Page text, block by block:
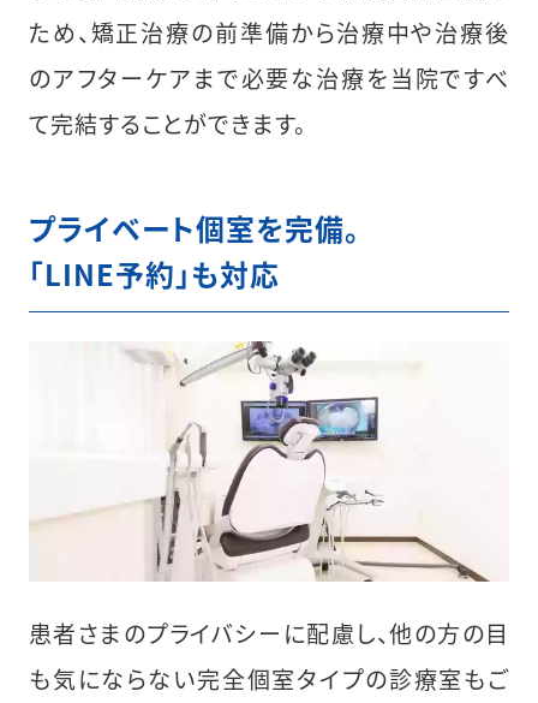
ため、矯正治療の前準備から治療中や治療後
のアフターケアまで必要な治療を当院ですべ
て完結することができます。
プライベート個室を完備。
「LINE予約」も対応
患者さまのプライバシーに配慮し、他の方の目
も気にならない完全個室タイプの診療室もご